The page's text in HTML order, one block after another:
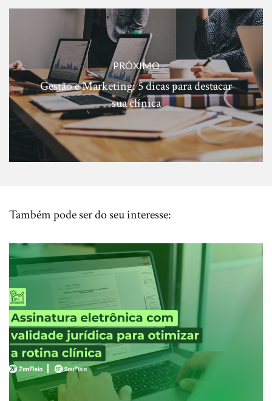
PRÓXIMO
Gestão e Marketing: 5 dicas para destacar
sua clínica
Também pode ser do seu interesse: